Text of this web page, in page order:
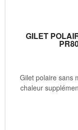
GILET
Gilet polaire sans
chaleur